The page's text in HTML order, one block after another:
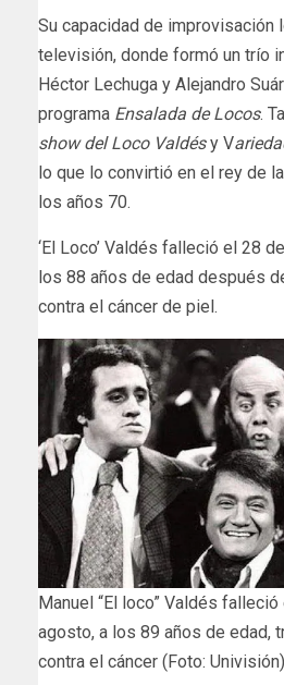
Su capacidad de improvisación
televisión, donde formó un trío
Héctor Lechuga y Alejandro
programa Ensalada de Locos.
show del Loco Valdésy V
lo que lo convirtió en el rey de
los años 70.
‘El Loco’ Valdés falleció el 28
los 88 años de edad después
contra el cáncer de piel.
Manuel “El loco” Valdés
agosto, a los 89 años de edad,
contra el cáncer (Foto: Univisión)